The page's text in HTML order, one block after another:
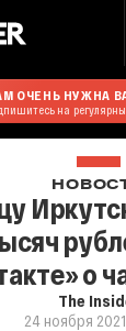
ОЧЕНЬ НУЖНА
на
о
The
24 ноября 2021